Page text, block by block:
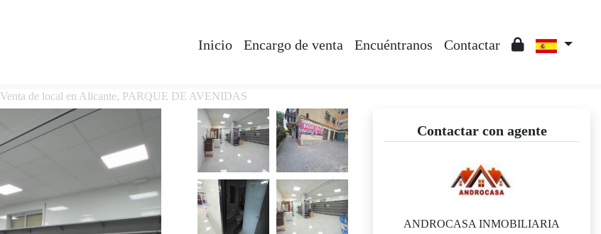
Inicio Encargo de venta Encuéntranos Contactar
Venta de local en Alicante, PARQUE DE AVENIDAS
Contactar con agente
ANDROCASA INMOBILIARIA